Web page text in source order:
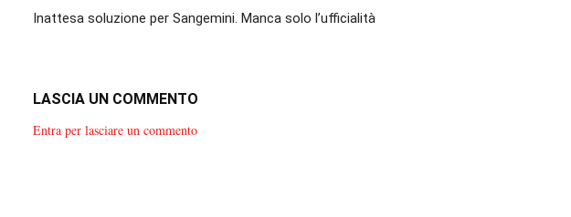
Inattesa soluzione per Sangemini. Manca solo l’ufficialità
LASCIA UN COMMENTO
Entra per lasciare un commento